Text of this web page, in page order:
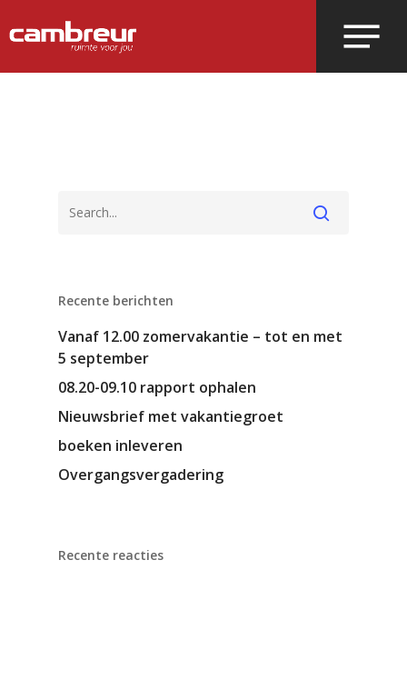
Recente berichten
Vanaf 12.00 zomervakantie – tot en met
5 september
08.20-09.10 rapport ophalen
Nieuwsbrief met vakantiegroet
boeken inleveren
Overgangsvergadering
Recente reacties